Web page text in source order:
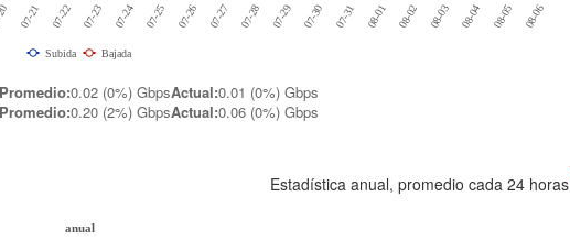
07-21 07-22 07-23 07-24 07-25 07-26 07-27 07-28 07-29 07-30 07-31 08-01 08-02 08-03 08-04 08-05 08-06
Subida Bajada
Promedio:0.02 (0%) GbpsActual:0.01 (0%) Gbps
Promedio:0.20 (2%) GbpsActual:0.06 (0%) Gbps
Estadística anual, promedio cada 24 horas
anual